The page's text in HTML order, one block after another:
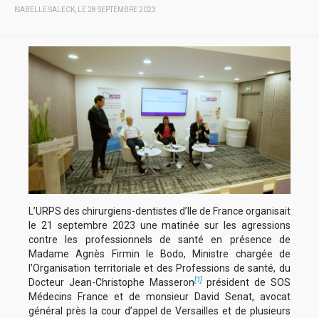
ISABELLE SALECK, LE 28 SEPTEMBRE 2023
L’URPS des chirurgiens-dentistes d’Ile de France organisait
le 21 septembre 2023 une matinée sur les agressions
contre les professionnels de santé en présence de
Madame Agnès Firmin le Bodo, Ministre chargée de
l’Organisation territoriale et des Professions de santé, du
Docteur Jean-Christophe Masseron[1]président de SOS
Médecins France et de monsieur David Senat, avocat
général près la cour d’appel de Versailles et de plusieurs